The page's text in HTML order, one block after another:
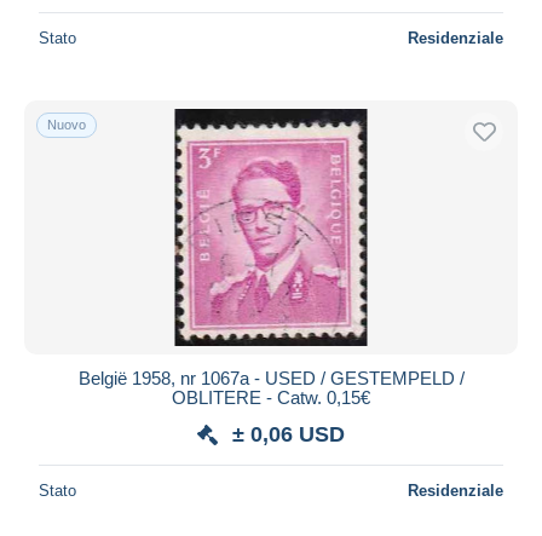
Stato Residenziale
Nuovo
België 1958, nr 1067a - USED / GESTEMPELD /
OBLITERE - Catw. 0,15€
± 0,06 USD
Stato Residenziale